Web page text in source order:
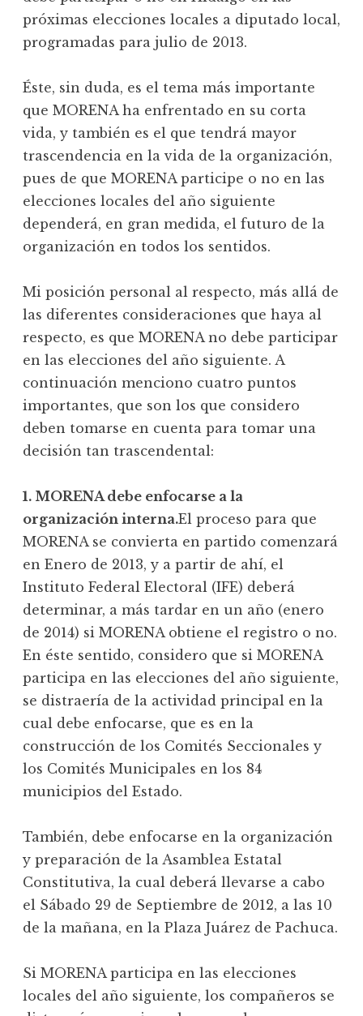
próximas elecciones locales a diputado local,
programadas para julio de 2013.
Éste, sin duda, es el tema más importante
que MORENA ha enfrentado en su corta
vida, y también es el que tendrá mayor
trascendencia en la vida de la organización,
pues de que MORENA participe o no en las
elecciones locales del año siguiente
dependerá, en gran medida, el futuro de la
organización en todos los sentidos.
Mi posición personal al respecto, más allá de
las diferentes consideraciones que haya al
respecto, es que MORENA no debe participar
en las elecciones del año siguiente. A
continuación menciono cuatro puntos
importantes, que son los que considero
deben tomarse en cuenta para tomar una
decisión tan trascendental:
1. MORENA debe enfocarse a la
organización interna.El proceso para que
MORENA se convierta en partido comenzará
en Enero de 2013, y a partir de ahí, el
Instituto Federal Electoral (IFE) deberá
determinar, a más tardar en un año (enero
de 2014) si MORENA obtiene el registro o no.
En éste sentido, considero que si MORENA
participa en las elecciones del año siguiente,
se distraería de la actividad principal en la
cual debe enfocarse, que es en la
construcción de los Comités Seccionales y
los Comités Municipales en los 84
municipios del Estado.
También, debe enfocarse en la organización
y preparación de la Asamblea Estatal
Constitutiva, la cual deberá llevarse a cabo
el Sábado 29 de Septiembre de 2012, a las 10
de la mañana, en la Plaza Juárez de Pachuca.
Si MORENA participa en las elecciones
locales del año siguiente, los compañeros se